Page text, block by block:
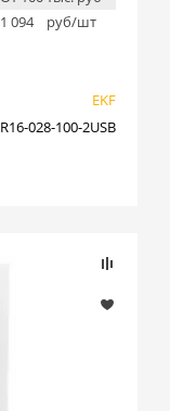
1 094
руб/шт
EKF
028-100-2USB